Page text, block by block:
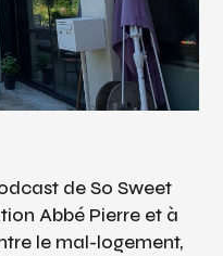
de So Sweet
Abbé Pierre et à
le mal-logement,